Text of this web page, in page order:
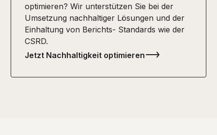
optimieren? Wir unterstützen Sie bei der
Umsetzung nachhaltiger Lösungen und der
Einhaltung von Berichts- Standards wie der
CSRD.
Jetzt Nachhaltigkeit optimieren